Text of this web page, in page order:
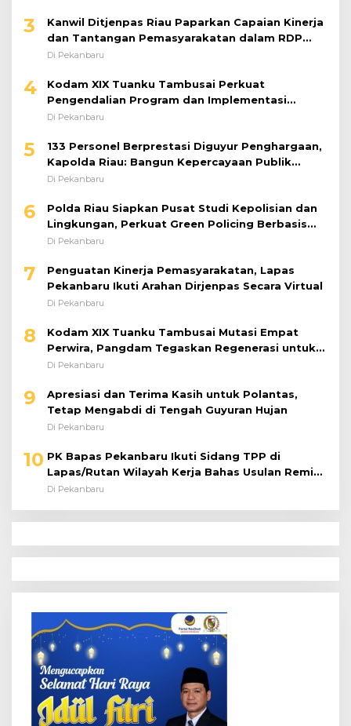
3
Kanwil Ditjenpas Riau Paparkan Capaian Kinerja
dan Tantangan Pemasyarakatan dalam RDP
Bersama Komisi XIII DPR RI
Di Pekanbaru
4
Kodam XIX Tuanku Tambusai Perkuat
Pengendalian Program dan Implementasi
Doktrin TNI AD
Di Pekanbaru
5
133 Personel Berprestasi Diguyur Penghargaan,
Kapolda Riau: Bangun Kepercayaan Publik
dengan Karya Nyata
Di Pekanbaru
6
Polda Riau Siapkan Pusat Studi Kepolisian dan
Lingkungan, Perkuat Green Policing Berbasis
Riset
Di Pekanbaru
7
Penguatan Kinerja Pemasyarakatan, Lapas
Pekanbaru Ikuti Arahan Dirjenpas Secara Virtual
Di Pekanbaru
8
Kodam XIX Tuanku Tambusai Mutasi Empat
Perwira, Pangdam Tegaskan Regenerasi untuk
Perkuat Kinerja Satuan
Di Pekanbaru
9
Apresiasi dan Terima Kasih untuk Polantas,
Tetap Mengabdi di Tengah Guyuran Hujan
Di Pekanbaru
10 PK Bapas Pekanbaru Ikuti Sidang TPP di
Lapas/Rutan Wilayah Kerja Bahas Usulan Remisi
Umum Jelang Hari Kemerdekaan
Di Pekanbaru